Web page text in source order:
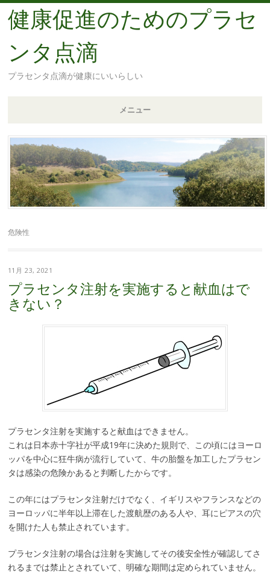
健康促進のためのプラセ
ンタ点滴
プラセンタ点滴が健康にいいらしい
メニュー
コ
ン
テ
ン
ツ
移
危険性
11月 23, 2021
プラセンタ注射を実施すると献血はで
きない？
プラセンタ注射を実施すると献血はできません。
これは日本赤十字社が平成19年に決めた規則で、この頃にはヨーロ
ッパを中心に狂牛病が流行していて、牛の胎盤を加工したプラセン
タは感染の危険かあると判断したからです。
この年にはプラセンタ注射だけでなく、イギリスやフランスなどの
ヨーロッパに半年以上滞在した渡航歴のある人や、耳にピアスの穴
を開けた人も禁止されています。
プラセンタ注射の場合は注射を実施してその後安全性が確認してさ
れるまでは禁止とされていて、明確な期間は定められていません。